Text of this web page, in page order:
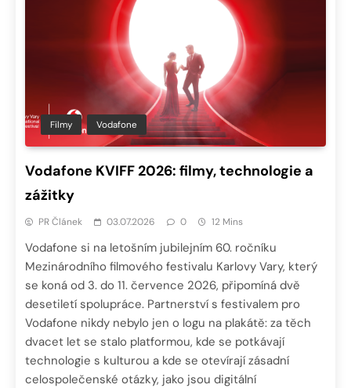
Filmy Vodafone
Vodafone KVIFF 2026: filmy, technologie a
zážitky
PR Článek 03.07.2026 0 12 Mins
Vodafone si na letošním jubilejním 60. ročníku
Mezinárodního filmového festivalu Karlovy Vary, který
se koná od 3. do 11. července 2026, připomíná dvě
desetiletí spolupráce. Partnerství s festivalem pro
Vodafone nikdy nebylo jen o logu na plakátě: za těch
dvacet let se stalo platformou, kde se potkávají
technologie s kulturou a kde se otevírají zásadní
celospolečenské otázky, jako jsou digitální